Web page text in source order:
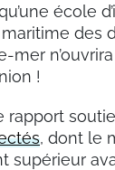
école
des
mer
!
rapport
, dont le
supérieur